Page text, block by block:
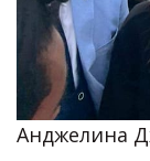
Анджелина